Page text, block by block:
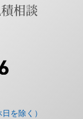
相談
日を除く）